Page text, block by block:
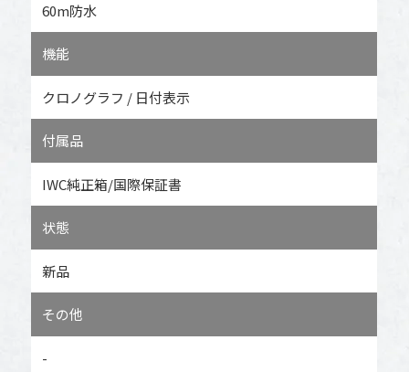
60m防水
機能
クロノグラフ / 日付表示
付属品
IWC純正箱/国際保証書
状態
新品
その他
-